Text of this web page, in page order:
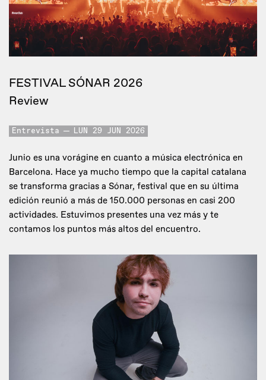
FESTIVAL SÓNAR 2026
Review
Entrevista LUN 29 JUN 2026
Junio es una vorágine en cuanto a música electrónica en
Barcelona. Hace ya mucho tiempo que la capital catalana
se transforma gracias a Sónar, festival que en su última
edición reunió a más de 150.000 personas en casi 200
actividades. Estuvimos presentes una vez más y te
contamos los puntos más altos del encuentro.